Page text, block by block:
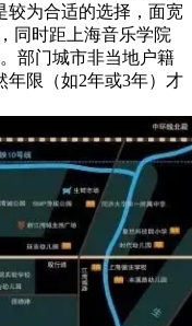
较为合适的选择，面宽
同时距上海音乐学院
部门城市非当地户籍
年限（如2年或3年）才